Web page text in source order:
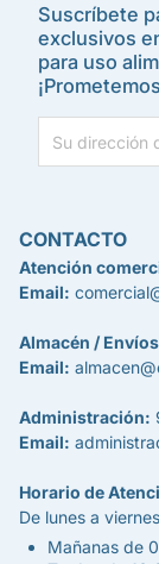
Suscríbete
exclusivos
para uso
CONTACTO
Atención
Email:
Almacén /
Email:
Administración:
Email:
Horario de
De lunes a
Mañanas de